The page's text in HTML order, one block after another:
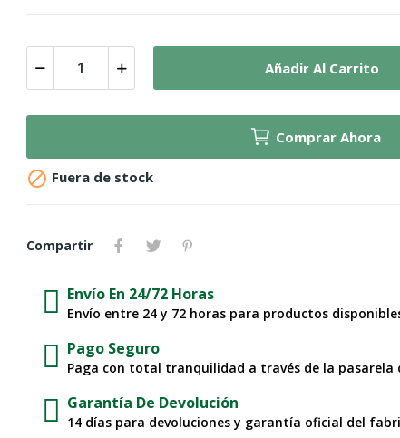
Añadir Al Carrito
Comprar Ahora
 Fuera de stock
Compartir
Envío En 24/72 Horas
Envío entre 24 y 72 horas para productos
Pago Seguro
Paga con total tranquilidad a través de la pasarela
Garantía De Devolución
14 días para devoluciones y garantía oficial del